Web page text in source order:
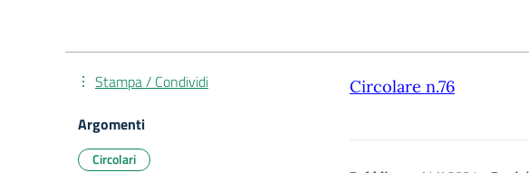
Circolare n.76
Stampa / Condividi
Argomenti
Circolari